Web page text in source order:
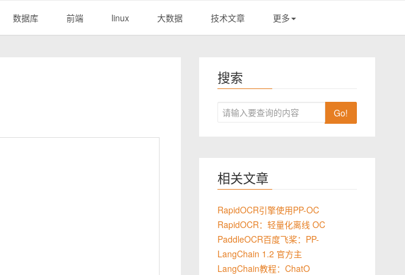
数据库 前端 linux 大数据 技术文章 更多
搜索
Go!
相关文章
RapidOCR引擎使用PP-OC
RapidOCR：轻量化离线 OC
PaddleOCR百度飞桨：PP-
LangChain 1.2 官方主
LangChain教程：ChatO